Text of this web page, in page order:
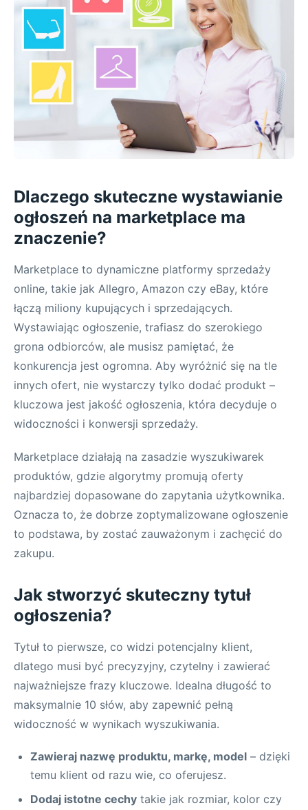
Dlaczego skuteczne wystawianie
ogłoszeń na marketplace ma
znaczenie?
Marketplace to dynamiczne platformy sprzedaży
online, takie jak Allegro, Amazon czy eBay, które
łączą miliony kupujących i sprzedających.
Wystawiając ogłoszenie, trafiasz do szerokiego
grona odbiorców, ale musisz pamiętać, że
konkurencja jest ogromna. Aby wyróżnić się na tle
innych ofert, nie wystarczy tylko dodać produkt –
kluczowa jest jakość ogłoszenia, która decyduje o
widoczności i konwersji sprzedaży.
Marketplace działają na zasadzie wyszukiwarek
produktów, gdzie algorytmy promują oferty
najbardziej dopasowane do zapytania użytkownika.
Oznacza to, że dobrze zoptymalizowane ogłoszenie
to podstawa, by zostać zauważonym i zachęcić do
zakupu.
Jak stworzyć skuteczny tytuł
ogłoszenia?
Tytuł to pierwsze, co widzi potencjalny klient,
dlatego musi być precyzyjny, czytelny i zawierać
najważniejsze frazy kluczowe. Idealna długość to
maksymalnie 10 słów, aby zapewnić pełną
widoczność w wynikach wyszukiwania.
Zawieraj nazwę produktu, markę, model – dzięki
temu klient od razu wie, co oferujesz.
Dodaj istotne cechy takie jak rozmiar, kolor czy